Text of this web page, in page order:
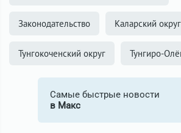
Законодательство Каларский округ
Тунгокоченский округ Тунгиро-
Самые быстрые новости
в Макс